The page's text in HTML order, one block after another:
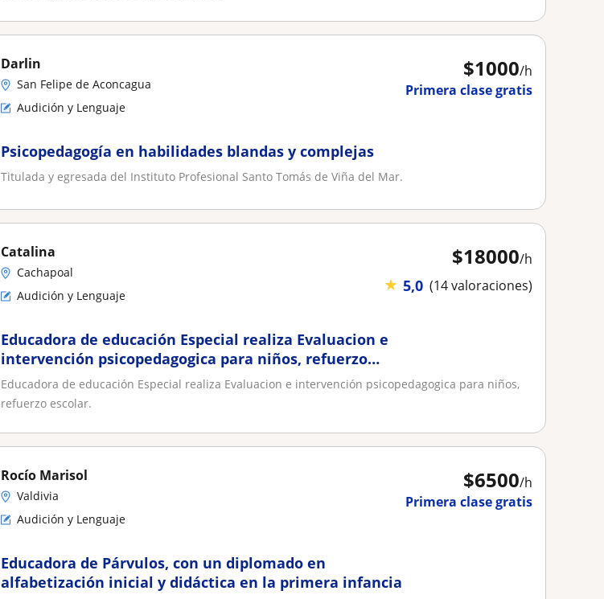
$1000/h
Primera clase gratis
Darlin
San Felipe de Aconcagua
Audición y Lenguaje
Psicopedagogía en habilidades blandas y complejas
Titulada y egresada del Instituto Profesional Santo Tomás de Viña del Mar.
$18000/h
★ 5,0 (14 valoraciones)
Catalina
Cachapoal
Audición y Lenguaje
Educadora de educación Especial realiza Evaluacion e
intervención psicopedagogica para niños, refuerzo
escolar
Educadora de educación Especial realiza Evaluacion e intervención psicopedagogica para niños,
refuerzo escolar.
$6500/h
Primera clase gratis
Rocío Marisol
Valdivia
Audición y Lenguaje
Educadora de Párvulos, con un diplomado en
alfabetización inicial y didáctica en la primera infancia